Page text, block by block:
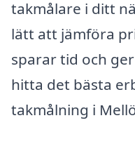
takmålare i ditt
lätt att jämföra
sparar tid och
hitta det bästa
takmålning i